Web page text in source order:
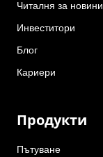
Читалня за новини
Инвеститори
Блог
Кариери
Продукти
Пътуване